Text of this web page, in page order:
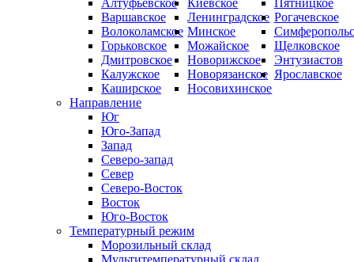
Алтуфьевское
Варшавское
Волоколамское
Горьковское
Дмитровское
Калужское
Каширское
Киевское
Ленинградское
Минское
Можайское
Новорижское
Новорязанское
Носовихинское
Пятницкое
Рогачевское
Щелковское
Энтузиастов
Ярославское
Направление
Юг
Юго-Запад
Запад
Северо-запад
Север
Северо-Восток
Восток
Юго-Восток
Температурный режим
Морозильный склад
Мультитемпературный склад